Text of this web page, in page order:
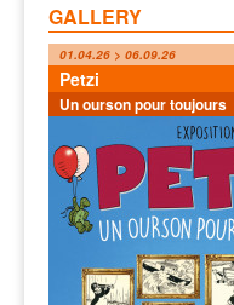
GALLERY
01.04.26 > 06.09.26
Petzi
Un ourson pour toujours